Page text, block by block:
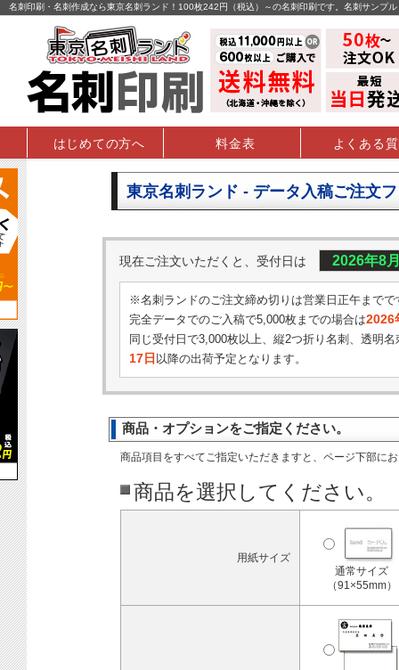
名刺印刷・名刺作成なら東京名刺ランド！100枚242円（税込）～の名刺印刷です。名刺サンプ
はじめての方へ 料金表 よくある
東京名刺ランド - データ入稿ご注文
現在ご注文いただくと、受付日は 2026年8
※名刺ランドのご注文締め切りは営業日正午までで
完全データでのご入稿で5,000枚までの場合は2026
同じ受付日で3,000枚以上、縦2つ折り名刺、透明名
17日 以降の出荷予定となります。
商品・オプションをご指定ください。
商品項目をすべてご指定いただきますと、ページ下部に
商品を選択してください。
用紙サイズ
通常サイズ
（91×55mm）